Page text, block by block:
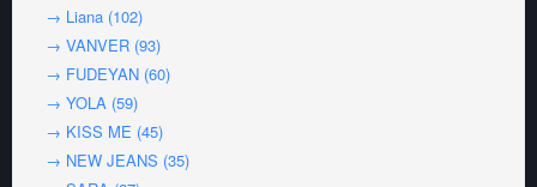
→ Liana (102)
→ VANVER (93)
→ FUDEYAN (60)
→ YOLA (59)
→ KISS ME (45)
→ NEW JEANS (35)